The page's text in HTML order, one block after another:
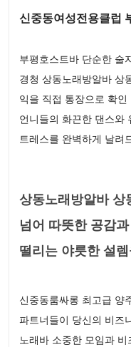
신중동여성전용클럽
부평호스트바 단순한 술
경청 상동노래방알바 상
익을 직접 통장으로 확
언니들의 화끈한 댄스와
트레스를 완벽하게 날려
상동노래방알바 상
넘어 따뜻한 공감
떨리는 야릇한 설
신중동룸싸롱 최고급 양
파트너들이 당신의 비즈
노래바 소중한 모임과